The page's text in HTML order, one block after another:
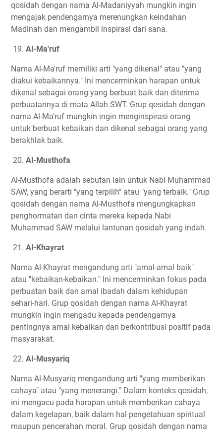
qosidah dengan nama Al-Madaniyyah mungkin ingin
mengajak pendengarnya merenungkan keindahan
Madinah dan mengambil inspirasi dari sana.
19. Al-Ma'ruf
Nama Al-Ma'ruf memiliki arti "yang dikenal" atau "yang
diakui kebaikannya." Ini mencerminkan harapan untuk
dikenal sebagai orang yang berbuat baik dan diterima
perbuatannya di mata Allah SWT. Grup qosidah dengan
nama Al-Ma'ruf mungkin ingin menginspirasi orang
untuk berbuat kebaikan dan dikenal sebagai orang yang
berakhlak baik.
20. Al-Musthofa
Al-Musthofa adalah sebutan lain untuk Nabi Muhammad
SAW, yang berarti "yang terpilih" atau "yang terbaik." Grup
qosidah dengan nama Al-Musthofa mengungkapkan
penghormatan dan cinta mereka kepada Nabi
Muhammad SAW melalui lantunan qosidah yang indah.
21. Al-Khayrat
Nama Al-Khayrat mengandung arti "amal-amal baik"
atau "kebaikan-kebaikan." Ini mencerminkan fokus pada
perbuatan baik dan amal ibadah dalam kehidupan
sehari-hari. Grup qosidah dengan nama Al-Khayrat
mungkin ingin mengadu kepada pendengarnya
pentingnya amal kebaikan dan berkontribusi positif pada
masyarakat.
22. Al-Musyariq
Nama Al-Musyariq mengandung arti "yang memberikan
cahaya" atau "yang menerangi." Dalam konteks qosidah,
ini mengacu pada harapan untuk memberikan cahaya
dalam kegelapan, baik dalam hal pengetahuan spiritual
maupun pencerahan moral. Grup qosidah dengan nama